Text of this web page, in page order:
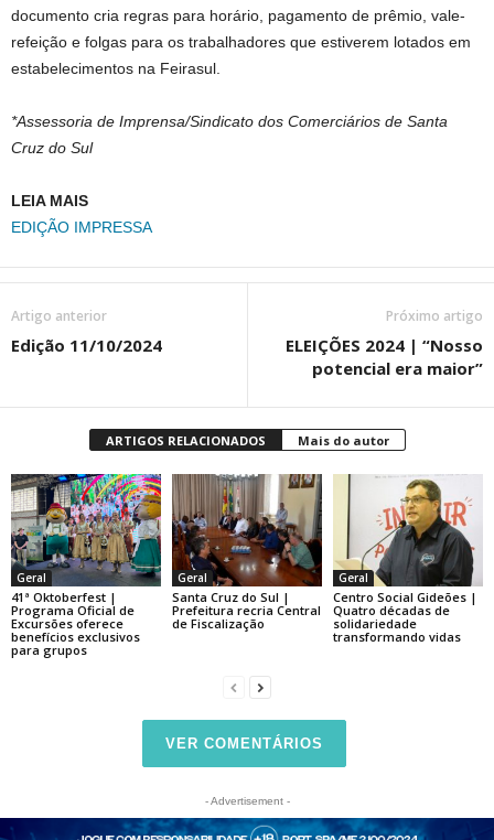
documento cria regras para horário, pagamento de prêmio, vale-
refeição e folgas para os trabalhadores que estiverem lotados em
estabelecimentos na Feirasul.
*Assessoria de Imprensa/Sindicato dos Comerciários de Santa
Cruz do Sul
LEIA MAIS
EDIÇÃO IMPRESSA
Artigo anterior
Edição 11/10/2024
Próximo artigo
ELEIÇÕES 2024 | “Nosso
potencial era maior”
ARTIGOS RELACIONADOS Mais do autor
Geral
41ª Oktoberfest |
Programa Oficial de
Excursões oferece
benefícios exclusivos
para grupos
Geral
Santa Cruz do Sul |
Prefeitura recria Central
de Fiscalização
Geral
Centro Social Gideões |
Quatro décadas de
solidariedade
transformando vidas
VER COMENTÁRIOS
- Advertisement -